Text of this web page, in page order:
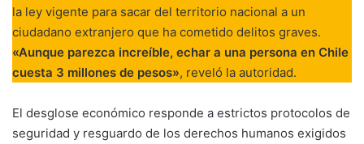
la ley vigente para sacar del territorio nacional a un
ciudadano extranjero que ha cometido delitos graves.
«Aunque parezca increíble, echar a una persona en Chile
cuesta 3 millones de pesos», reveló la autoridad.
El desglose económico responde a estrictos protocolos de
seguridad y resguardo de los derechos humanos exigidos